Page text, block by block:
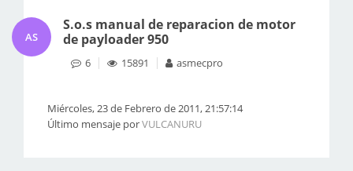
AS
S.o.s manual de reparacion de motor
de payloader 950
6 15891 asmecpro
Miércoles, 23 de Febrero de 2011, 21:57:14
Último mensaje porVULCANURU